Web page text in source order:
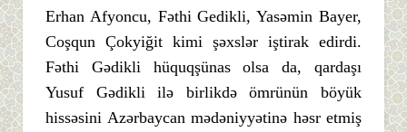
Erhan Afyoncu, Fəthi Gedikli, Yasəmin Bayer,
Coşqun Çokyiğit kimi şəxslər iştirak edirdi.
Fəthi Gədikli hüquqşünas olsa da, qardaşı
Yusuf Gədikli ilə birlikdə ömrünün böyük
hissəsini Azərbaycan mədəniyyətinə həsr etmiş